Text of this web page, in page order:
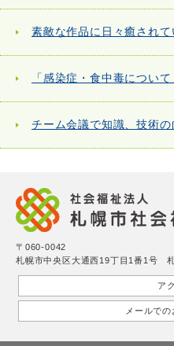
素敵な作品に日々癒されて
「感染症・食中毒につい
チーム会議で知識、技術の
〒060-0042
札幌市中央区大通西19丁目1番1号
ア
メールで